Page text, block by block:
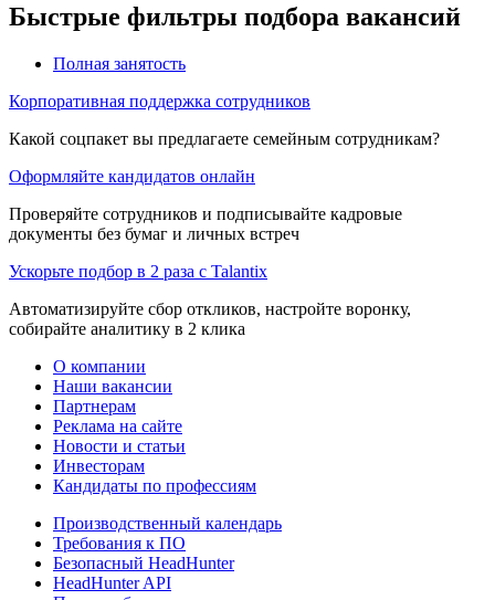
Быстрые фильтры подбора вакансий
Полная занятость
Корпоративная поддержка сотрудников
Какой соцпакет вы предлагаете семейным сотрудникам?
Оформляйте кандидатов онлайн
Проверяйте сотрудников и подписывайте кадровые
документы без бумаг и личных встреч
Ускорьте подбор в 2 раза с Talantix
Автоматизируйте сбор откликов, настройте воронку,
собирайте аналитику в 2 клика
О компании
Наши вакансии
Партнерам
Реклама на сайте
Новости и статьи
Инвесторам
Кандидаты по профессиям
Производственный календарь
Требования к ПО
Безопасный HeadHunter
HeadHunter API